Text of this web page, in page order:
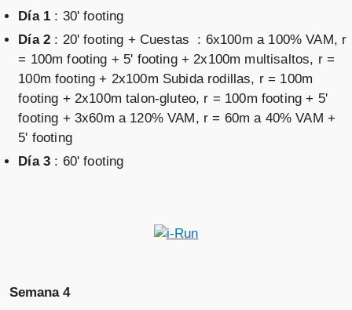
Día 1 : 30' footing
Día 2 : 20' footing + Cuestas : 6x100m a 100% VAM, r
= 100m footing + 5' footing + 2x100m multisaltos, r =
100m footing + 2x100m Subida rodillas, r = 100m
footing + 2x100m talon-gluteo, r = 100m footing + 5'
footing + 3x60m a 120% VAM, r = 60m a 40% VAM +
5' footing
Día 3 : 60' footing
Semana 4